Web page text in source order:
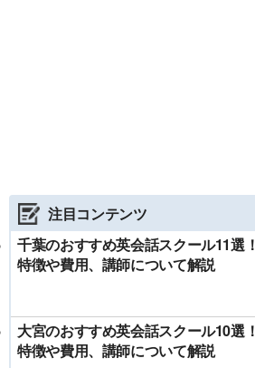
注目コンテンツ
千葉のおすすめ英会話スクール11選！
特徴や費用、講師について解説
大宮のおすすめ英会話スクール10選！
特徴や費用、講師について解説